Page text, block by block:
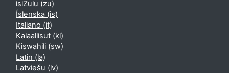
isiZulu ‎(zu)‎
Íslenska ‎(is)‎
Italiano ‎(it)‎
Kalaallisut ‎(kl)‎
Kiswahili ‎(sw)‎
Latin ‎(la)‎
Latviešu ‎(lv)‎